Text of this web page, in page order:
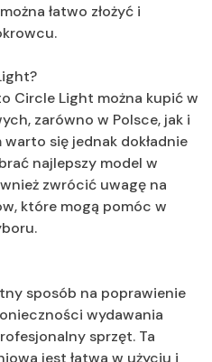
łatwo złożyć i
Circle Light można kupić w
zarówno w Polsce, jak i
się jednak dokładnie
najlepszy model w
zwrócić uwagę na
które mogą pomóc w
sposób na poprawienie
wydawania
sprzęt. Ta
jest łatwa w użyciu i